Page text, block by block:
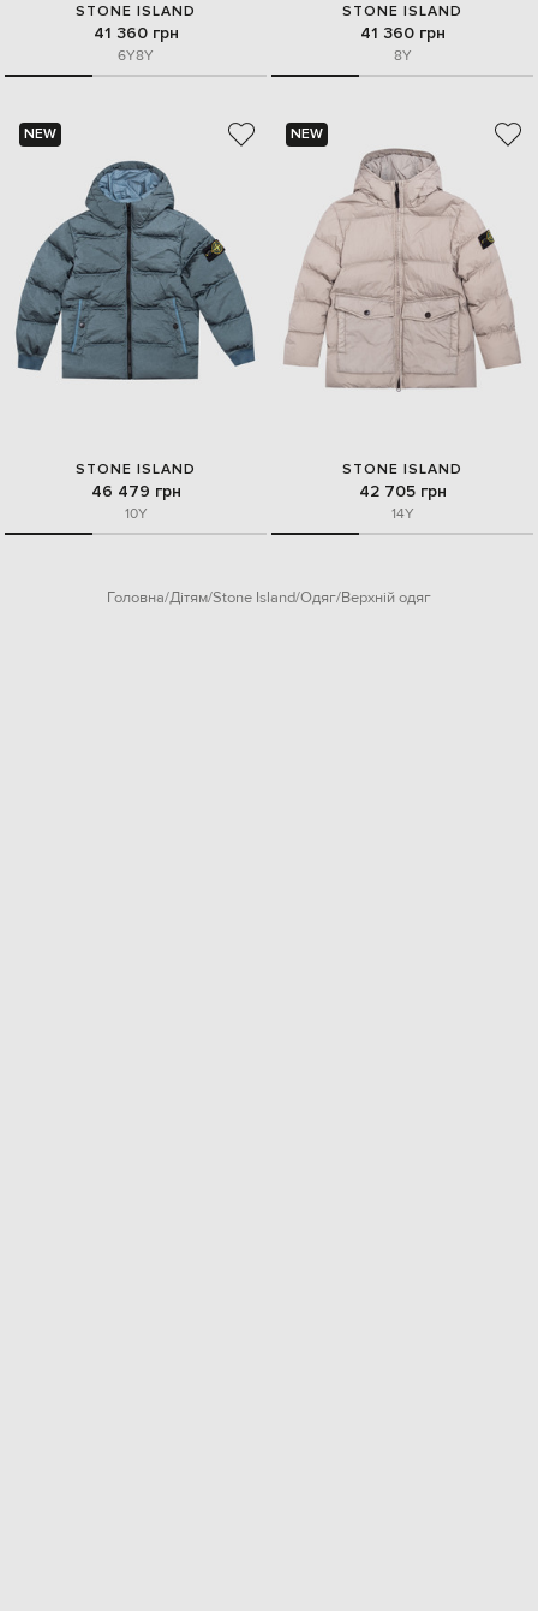
STONE ISLAND
41 360 грн
6Y8Y
STONE ISLAND
41 360 грн
8Y
NEW
STONE ISLAND
46 479 грн
10Y
NEW
STONE ISLAND
42 705 грн
14Y
Головна Дітям Stone Island Одяг Верхній одяг